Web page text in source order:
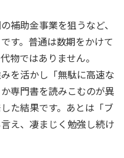
補助金事業を狙うなど、
す。普通は数期をかけて
物ではありません。
を活かし「無駄に高速な
専門書を読みこむのが異
た結果です。あとは「ブ
え、凄まじく勉強し続け